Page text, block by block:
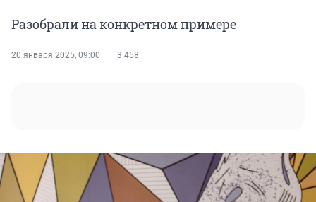
Разобрали на конкретном примере
20 января 2025, 09:00 3 458